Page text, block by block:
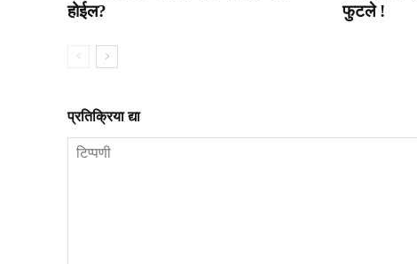
होईल?
फुटले !
प्रतिक्रिया द्या